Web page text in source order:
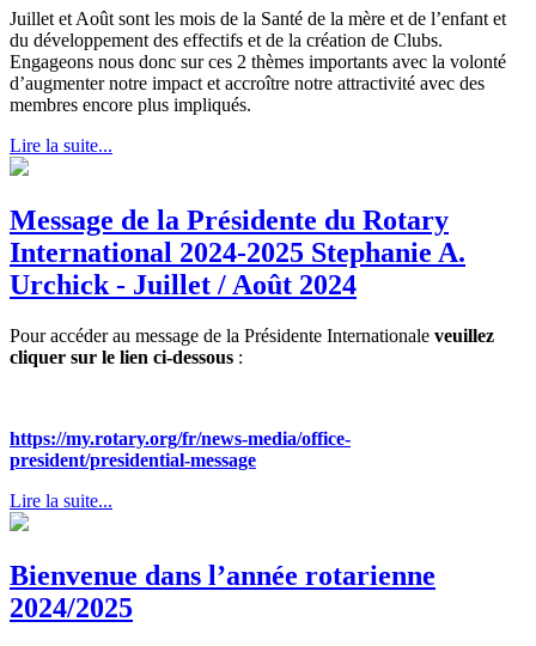
Juillet et Août sont les mois de la Santé de la mère et de l’enfant et
du développement des effectifs et de la création de Clubs.
Engageons nous donc sur ces 2 thèmes importants avec la volonté
d’augmenter notre impact et accroître notre attractivité avec des
membres encore plus impliqués.
Lire la suite...
Message de la Présidente du Rotary
International 2024-2025 Stephanie A.
Urchick - Juillet / Août 2024
Pour accéder au message de la Présidente Internationale veuillez
cliquer sur le lien ci-dessous :
https://my.rotary.org/fr/news-media/office-
president/presidential-message
Lire la suite...
Bienvenue dans l’année rotarienne
2024/2025